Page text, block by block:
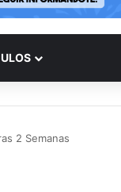
2 Semanas